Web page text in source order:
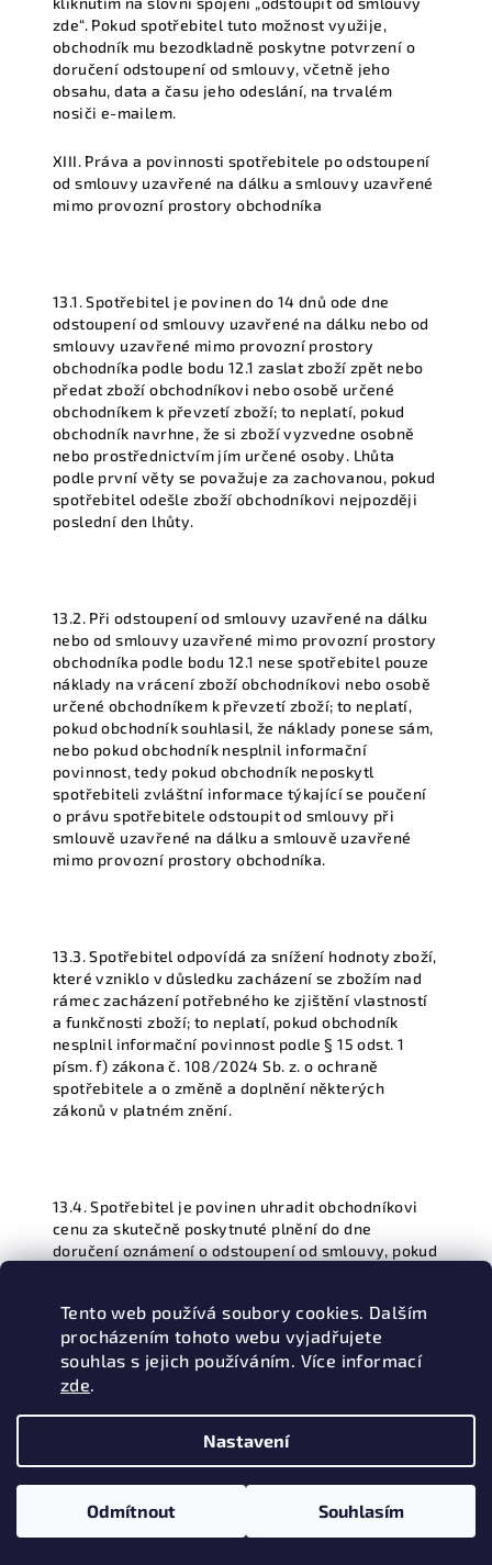
Tento web používá soubory cookies. Dalším
procházením tohoto webu vyjadřujete
souhlas s jejich používáním. Více informací
zde.
Nastavení
Odmítnout Souhlasím
zde“. Pokud spotřebitel tuto možnost využije,
obchodník mu bezodkladně poskytne potvrzení o
doručení odstoupení od smlouvy, včetně jeho
obsahu, data a času jeho odeslání, na trvalém
nosiči e-mailem.
XIII. Práva a povinnosti spotřebitele po odstoupení
od smlouvy uzavřené na dálku a smlouvy uzavřené
mimo provozní prostory obchodníka
13.1. Spotřebitel je povinen do 14 dnů ode dne
odstoupení od smlouvy uzavřené na dálku nebo od
smlouvy uzavřené mimo provozní prostory
obchodníka podle bodu 12.1 zaslat zboží zpět nebo
předat zboží obchodníkovi nebo osobě určené
obchodníkem k převzetí zboží; to neplatí, pokud
obchodník navrhne, že si zboží vyzvedne osobně
nebo prostřednictvím jím určené osoby. Lhůta
podle první věty se považuje za zachovanou, pokud
spotřebitel odešle zboží obchodníkovi nejpozději
poslední den lhůty.
13.2. Při odstoupení od smlouvy uzavřené na dálku
nebo od smlouvy uzavřené mimo provozní prostory
obchodníka podle bodu 12.1 nese spotřebitel pouze
náklady na vrácení zboží obchodníkovi nebo osobě
určené obchodníkem k převzetí zboží; to neplatí,
pokud obchodník souhlasil, že náklady ponese sám,
nebo pokud obchodník nesplnil informační
povinnost, tedy pokud obchodník neposkytl
spotřebiteli zvláštní informace týkající se poučení
o právu spotřebitele odstoupit od smlouvy při
smlouvě uzavřené na dálku a smlouvě uzavřené
mimo provozní prostory obchodníka.
13.3. Spotřebitel odpovídá za snížení hodnoty zboží,
které vzniklo v důsledku zacházení se zbožím nad
rámec zacházení potřebného ke zjištění vlastností
a funkčnosti zboží; to neplatí, pokud obchodník
nesplnil informační povinnost podle § 15 odst. 1
písm. f) zákona č. 108/2024 Sb. z. o ochraně
spotřebitele a o změně a doplnění některých
zákonů v platném znění.
13.4. Spotřebitel je povinen uhradit obchodníkovi
cenu za skutečně poskytnuté plnění do dne
doručení oznámení o odstoupení od smlouvy, pokud
některých zákonů v platném znění odstoupí od
smlouvy uzavřené na dálku nebo od smlouvy
uzavřené mimo provozní prostory obchodníka,
jejímž předmětem je poskytnutí služby, dodávání
před zahájením poskytování plnění udělil výslovný
souhlas podle § 17 odst. 10 písm. c) zákona č.
108/2024 Sb. z. o ochraně spotřebitele a o změně a
doplnění některých zákonů v platném znění. Cena
za skutečně poskytnuté plnění se vypočítá poměrně